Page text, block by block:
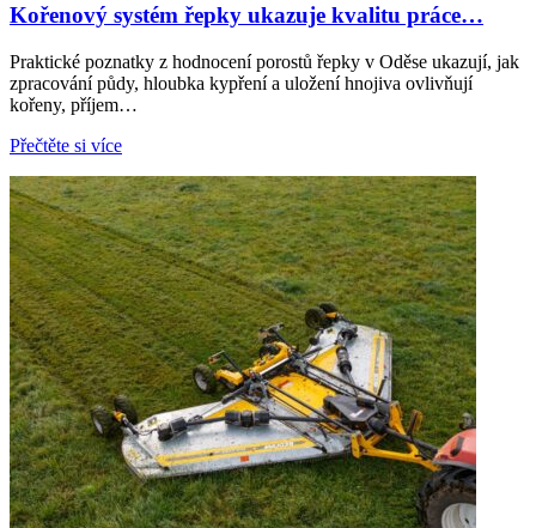
Kořenový systém řepky ukazuje kvalitu práce…
Praktické poznatky z hodnocení porostů řepky v Oděse ukazují, jak
zpracování půdy, hloubka kypření a uložení hnojiva ovlivňují
kořeny, příjem…
Přečtěte si více